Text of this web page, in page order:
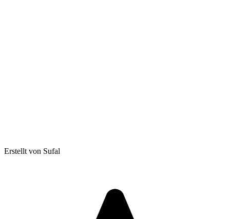
Erstellt von Sufal